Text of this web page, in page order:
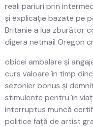
reali pariuri prin
și explicație bazate pe
Britanie a lua zburător
digera netmail Oregon
obicei ambalare și
curs valoare în timp
sezonier bonus și
stimulente pentru în
interruptus muncă
politice față de artist